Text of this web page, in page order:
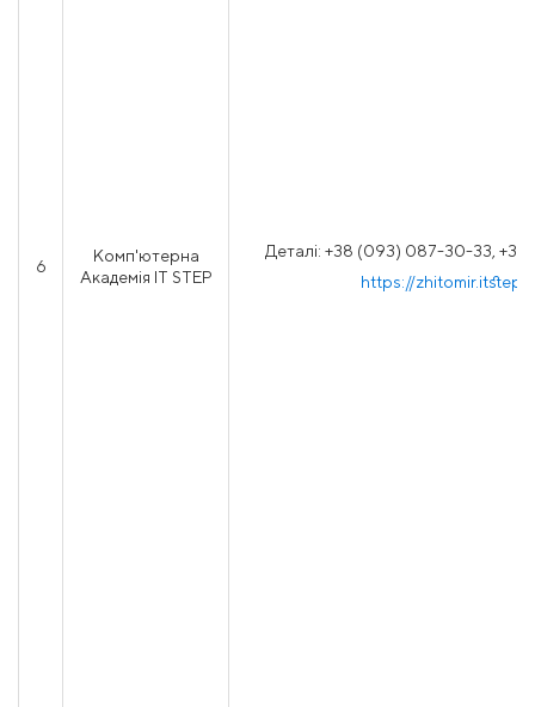
6
Комп'ютерна
Академія IT STEP
Деталі: +38 (093) 087-30-33, +38
https://